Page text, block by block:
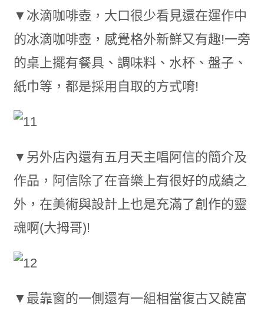
▼冰滴咖啡壺，大口很少看見還在運作中
的冰滴咖啡壺，感覺格外新鮮又有趣!一旁
的桌上擺有餐具、調味料、水杯、盤子、
紙巾等，都是採用自取的方式唷!
▼另外店內還有五月天主唱阿信的簡介及
作品，阿信除了在音樂上有很好的成績之
外，在美術與設計上也是充滿了創作的靈
魂啊(大拇哥)!
▼最靠窗的一側還有一組相當復古又饒富